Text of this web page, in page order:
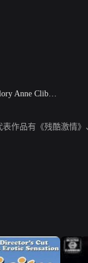
Anne Clibbery
表作品有《残酷激情